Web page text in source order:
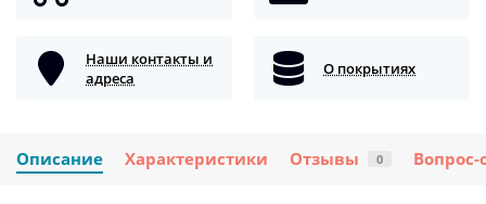
Наши контакты и
адреса
О покрытиях
Описание Характеристики Отзывы 0 Вопрос-